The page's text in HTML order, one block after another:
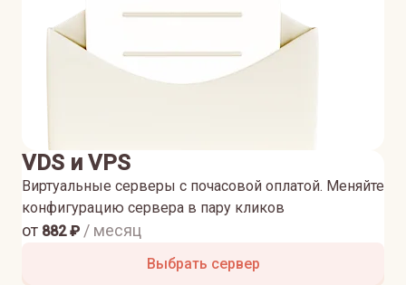
VDS и VPS
Виртуальные серверы с почасовой оплатой. Меняйте
конфигурацию сервера в пару кликов
от 882₽ / месяц
Выбрать сервер